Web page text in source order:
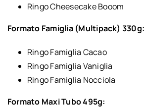
Ringo Cheesecake Booom
Formato Famiglia (Multipack) 330g:
Ringo Famiglia Cacao
Ringo Famiglia Vaniglia
Ringo Famiglia Nocciola
Formato Maxi Tubo 495g: